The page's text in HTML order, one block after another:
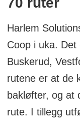
Harlem
Coop i uka. Det
Buskerud,
rutene er at de
bakløfter, og at
rute. I tillegg